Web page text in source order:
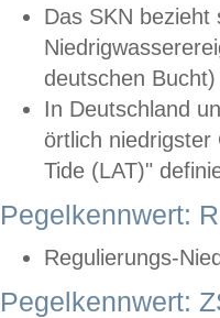
Das SKN
deutschen
In Deutschland
örtlich
Tide (LAT)"
Pegelkennwert:
Regulierungs-
Pegelkennwert: